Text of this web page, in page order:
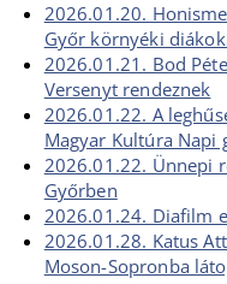
2026.01.20.
Győr környéki
2026.01.21. Bod
Versenyt rendeznek
2026.01.22. A
Magyar Kultúra Napi
2026.01.22. Ünnepi
Győrben
2026.01.24. Diafilm
2026.01.28. Katus
Moson-Sopronba